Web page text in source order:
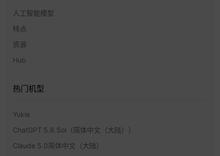
人工智能模型
特点
资源
Hub
热门机型
Yukie
ChatGPT 5.6 Sol（简体中文（大陆））
Claude 5.0简体中文（大陆）